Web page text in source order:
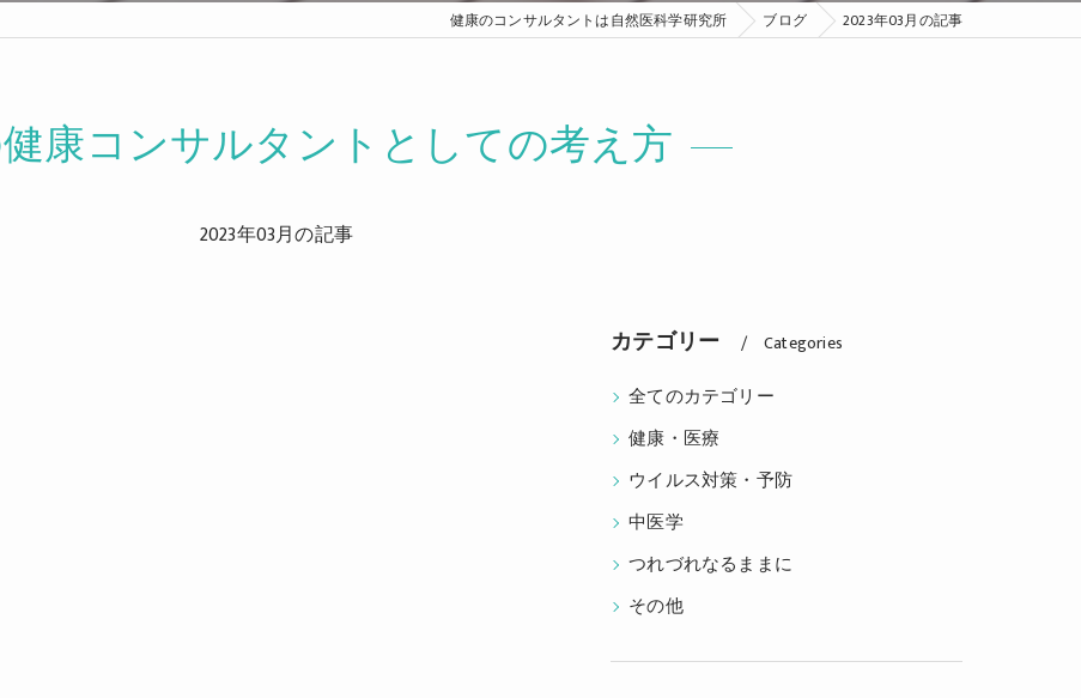
健康のコンサルタントは自然医科学研究所 ブログ 2023年03月の記事
康コンサルタントとしての考え方
2023年03月の記事
カテゴリー Categories
全てのカテゴリー
健康・医療
ウイルス対策・予防
中医学
つれづれなるままに
その他